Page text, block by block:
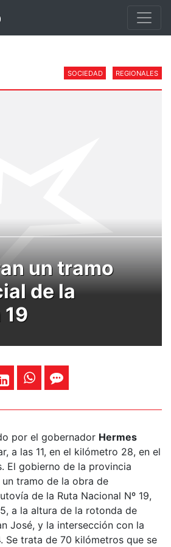
SOCIEDAD REGIONALES
un tramo
de la
por el gobernador Hermes
a las 11, en el kilómetro 28, en el
El gobierno de la provincia
tramo de la obra de
de la Ruta Nacional Nº 19,
a la altura de la rotonda de
José, y la intersección con la
Se trata de 70 kilómetros que se